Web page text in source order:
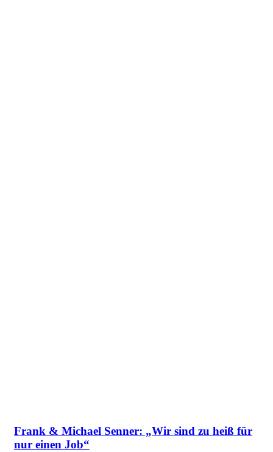
Frank & Michael Senner: „Wir sind zu heiß für
nur einen Job“